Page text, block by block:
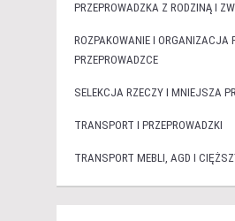
PRZEPROWADZKA Z RODZINĄ I
ROZPAKOWANIE I ORGANIZACJA
PRZEPROWADZCE
SELEKCJA RZECZY I MNIEJSZA
TRANSPORT I PRZEPROWADZKI
TRANSPORT MEBLI, AGD I